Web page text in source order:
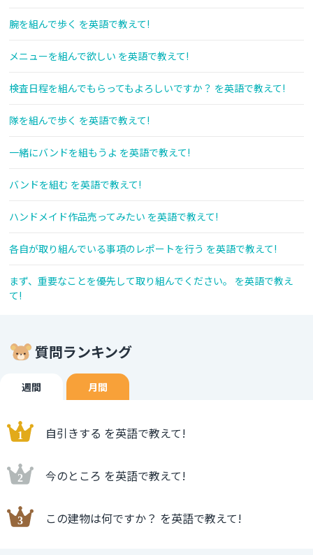
腕を組んで歩く を英語で教えて!
メニューを組んで欲しい を英語で教えて!
検査日程を組んでもらってもよろしいですか？ を英語で教えて!
隊を組んで歩く を英語で教えて!
一緒にバンドを組もうよ を英語で教えて!
バンドを組む を英語で教えて!
ハンドメイド作品売ってみたい を英語で教えて!
各自が取り組んでいる事項のレポートを行う を英語で教えて!
まず、重要なことを優先して取り組んでください。 を英語で教え
て!
質問ランキング
週間 月間
自引きする を英語で教えて!
今のところ を英語で教えて!
この建物は何ですか？ を英語で教えて!